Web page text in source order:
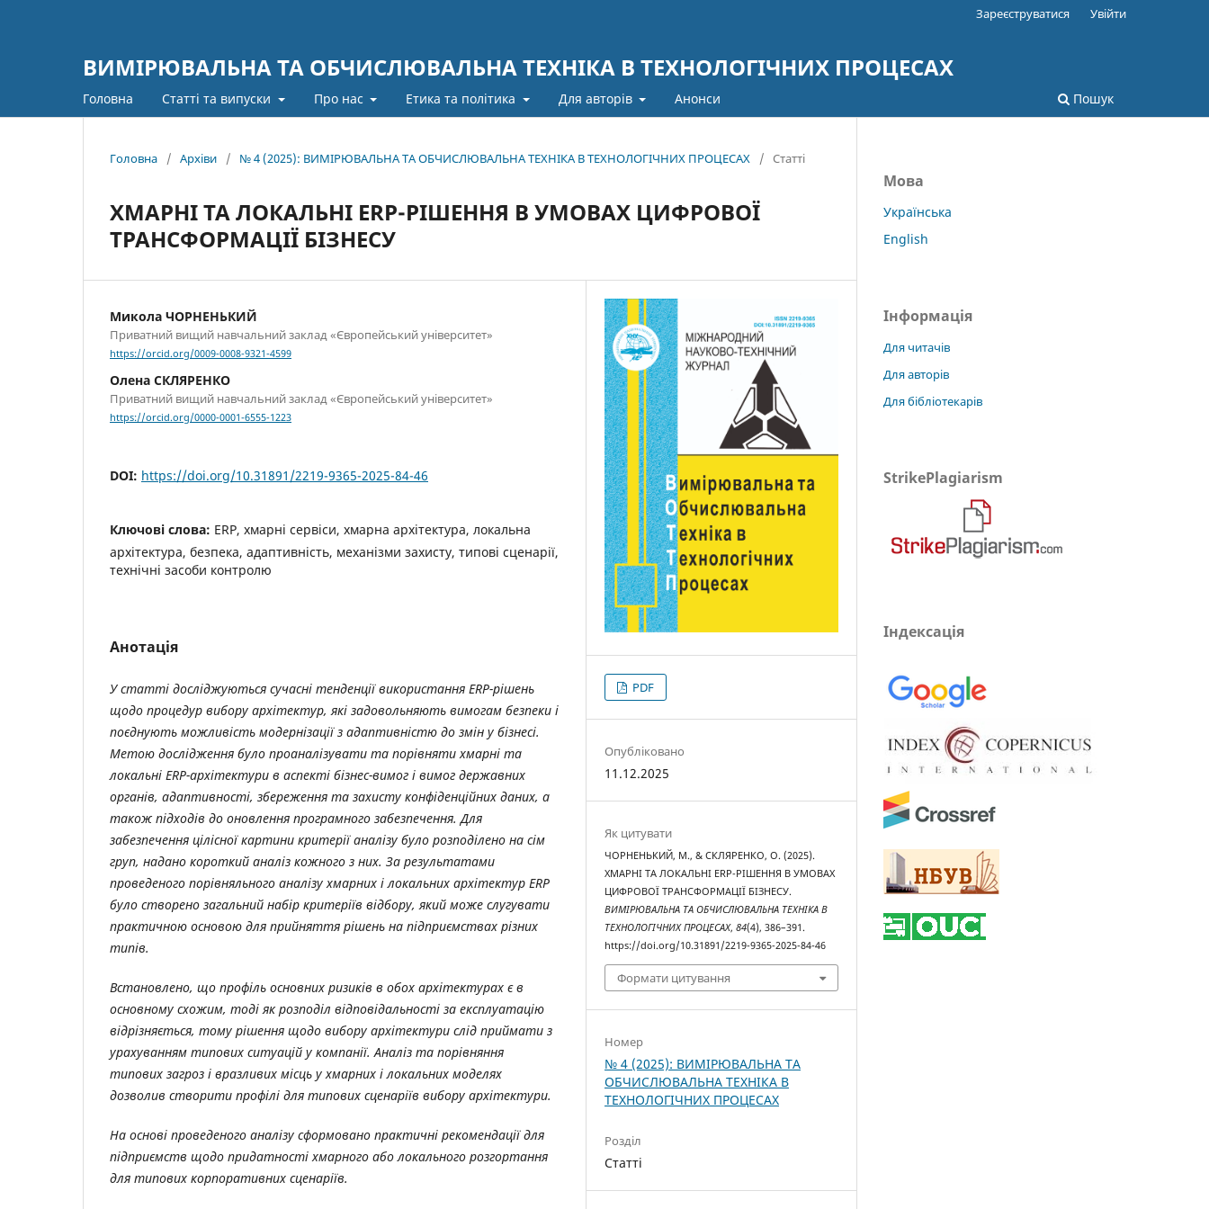
ВИМІРЮВАЛЬНА ТА ОБЧИСЛЮВАЛЬНА ТЕХНІКА В ТЕХНОЛОГІЧНИХ ПРОЦЕСАХ
Головна Статті та випуски Про нас Етика та політика Для авторів Анонси Пошук
Зареєструватися Увійти
Головна / Архіви / № 4 (2025): ВИМІРЮВАЛЬНА ТА ОБЧИСЛЮВАЛЬНА ТЕХНІКА В ТЕХНОЛОГІЧНИХ ПРОЦЕСАХ / Статті
ХМАРНІ ТА ЛОКАЛЬНІ ERP-РІШЕННЯ В УМОВАХ ЦИФРОВОЇ
ТРАНСФОРМАЦІЇ БІЗНЕСУ
Микола ЧОРНЕНЬКИЙ
Приватний вищий навчальний заклад «Європейський університет»
https://orcid.org/0009-0008-9321-4599
Олена СКЛЯРЕНКО
Приватний вищий навчальний заклад «Європейський університет»
https://orcid.org/0000-0001-6555-1223
DOI: https://doi.org/10.31891/2219-9365-2025-84-46
Ключові слова: ERP, хмарні сервіси, хмарна архітектура, локальна
архітектура, безпека, адаптивність, механізми захисту, типові сценарії,
технічні засоби контролю
Анотація
У статті досліджуються сучасні тенденції використання ERP-рішень
щодо процедур вибору архітектур, які задовольняють вимогам безпеки і
поєднують можливість модернізації з адаптивністю до змін у бізнесі.
Метою дослідження було проаналізувати та порівняти хмарні та
локальні ERP-архітектури в аспекті бізнес-вимог і вимог державних
органів, адаптивності, збереження та захисту конфіденційних даних, а
також підходів до оновлення програмного забезпечення. Для
забезпечення цілісної картини критерії аналізу було розподілено на сім
груп, надано короткий аналіз кожного з них. За результатами
проведеного порівняльного аналізу хмарних і локальних архітектур ERP
було створено загальний набір критеріїв відбору, який може слугувати
практичною основою для прийняття рішень на підприємствах різних
типів.
Встановлено, що профіль основних ризиків в обох архітектурах є в
основному схожим, тоді як розподіл відповідальності за експлуатацію
відрізняється, тому рішення щодо вибору архітектури слід приймати з
урахуванням типових ситуацій у компанії. Аналіз та порівняння
типових загроз і вразливих місць у хмарних і локальних моделях
дозволив створити профілі для типових сценаріїв вибору архітектури.
На основі проведеного аналізу сформовано практичні рекомендації для
підприємств щодо придатності хмарного або локального розгортання
для типових корпоративних сценаріїв.
PDF
Опубліковано
11.12.2025
Як цитувати
ЧОРНЕНЬКИЙ, М., & СКЛЯРЕНКО, О. (2025).
ХМАРНІ ТА ЛОКАЛЬНІ ERP-РІШЕННЯ В УМОВАХ
ЦИФРОВОЇ ТРАНСФОРМАЦІЇ БІЗНЕСУ.
ВИМІРЮВАЛЬНА ТА ОБЧИСЛЮВАЛЬНА ТЕХНІКА В
ТЕХНОЛОГІЧНИХ ПРОЦЕСАХ,84(4), 386–391.
https://doi.org/10.31891/2219-9365-2025-84-46
Формати цитування
Номер
№ 4 (2025): ВИМІРЮВАЛЬНА ТА
ОБЧИСЛЮВАЛЬНА ТЕХНІКА В
ТЕХНОЛОГІЧНИХ ПРОЦЕСАХ
Розділ
Статті
Мова
Українська
English
Інформація
Для читачів
Для авторів
Для бібліотекарів
StrikePlagiarism
Індексація